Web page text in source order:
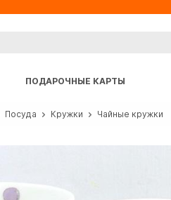
ПОДАРОЧНЫЕ КАРТЫ
Посуда Кружки Чайные кружки